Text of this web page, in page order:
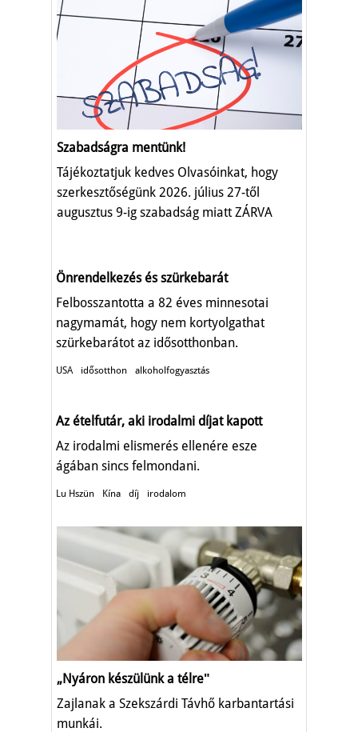
Szabadságra mentünk!
Tájékoztatjuk kedves Olvasóinkat, hogy
szerkesztőségünk 2026. július 27-től
augusztus 9-ig szabadság miatt ZÁRVA
Önrendelkezés és szürkebarát
Felbosszantotta a 82 éves minnesotai
nagymamát, hogy nem kortyolgathat
szürkebarátot az idősotthonban.
USA idősotthon alkoholfogyasztás
Az ételfutár, aki irodalmi díjat kapott
Az irodalmi elismerés ellenére esze
ágában sincs felmondani.
Lu Hszün Kína díj irodalom
„Nyáron készülünk a télreʺ
Zajlanak a Szekszárdi Távhő karbantartási
munkái.